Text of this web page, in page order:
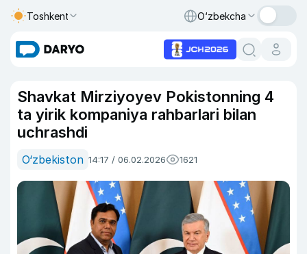
Toshkent O‘zbekcha
Shavkat Mirziyoyev Pokistonning 4
ta yirik kompaniya rahbarlari bilan
uchrashdi
O‘zbekiston 14:17 / 06.02.2026 1621